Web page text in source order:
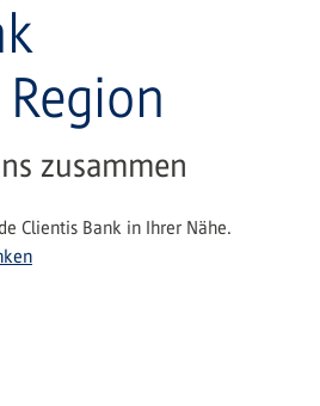
zusammen
Clientis Bank in Ihrer Nähe.